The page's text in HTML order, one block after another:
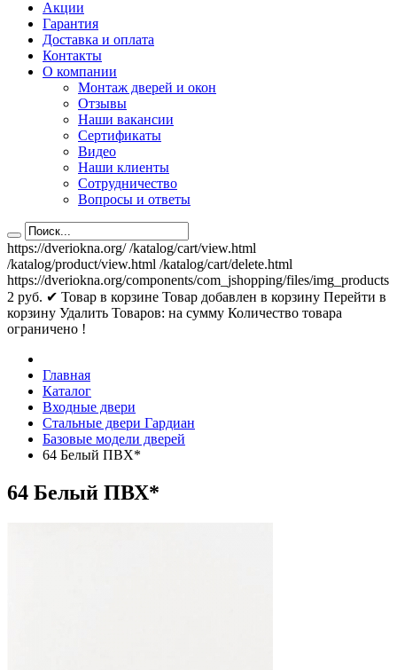
Акции
Гарантия
Доставка и оплата
Контакты
О компании
Монтаж дверей и окон
Отзывы
Наши вакансии
Сертификаты
Видео
Наши клиенты
Сотрудничество
Вопросы и ответы
https://dveriokna.org/ /katalog/cart/view.html
/katalog/product/view.html /katalog/cart/delete.html
https://dveriokna.org/components/com_jshopping/files/img_products
2 руб. ✔ Товар в корзине Товар добавлен в корзину Перейти в
корзину Удалить Товаров: на сумму Количество товара
ограничено !
Главная
Каталог
Входные двери
Стальные двери Гардиан
Базовые модели дверей
64 Белый ПВХ*
64 Белый ПВХ*